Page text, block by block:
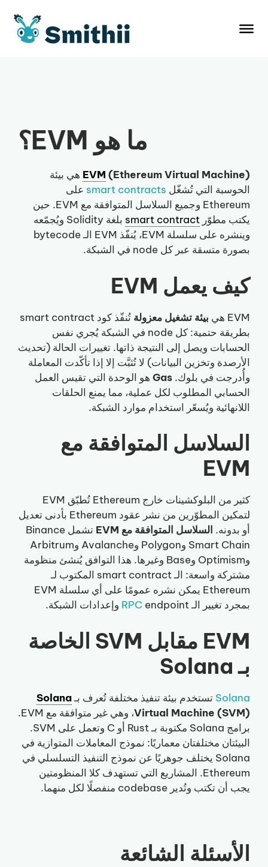
المحتوى
ما هو EVM؟
EVM (Ethereum Virtual Machine)
هي بيئة
الحوسبة التي تُشغّل smart contracts على
Ethereum وجميع السلاسل المتوافقة مع EVM. حين
يكتب مطوّر smart contract
بلغة Solidity ويُجمّعه
وينشره على سلسلة EVM، يُنفّذ EVM الـ bytecode
بصورة متسقة عبر كل node في الشبكة.
كيف يعمل EVM
EVM هي بيئة تشغيل معزولة
تُنفّذ كود smart contract
بطريقة حتمية: كل node في الشبكة يُجري نفس
الحسابات ويصل إلى النتيجة ذاتها. تغييرات الحالة (تحديث
الأرصدة وتخزين البيانات) لا تُثبَّت إلا إذا تأكّدت المعاملة
وأُدرجت في بلوك. Gas هو الوحدة التي تقيس العمل
الحسابي المطلوب لكل عملية، مما يمنع الحلقات
اللانهائية ويُسعّر استخدام موارد الشبكة.
السلاسل المتوافقة مع
EVM
كثير من البلوكشينات خارج Ethereum تُطبّق EVM
لتمكين المطوّرين من نشر عقود Ethereum بأدنى تعديل
أو بدونه. السلاسل المتوافقة مع EVM
تشمل Binance
Smart Chain وPolygon وAvalanche وArbitrum
وOptimism وBase وغيرها. هذا التوافق يُنشئ منظومة
مشتركة واسعة: الـ smart contract المكتوب لـ
Ethereum يمكن نشره عمومًا على أي سلسلة EVM
بمجرد تغيير الـ
RPC endpoint وإعدادات الشبكة.
EVM مقابل SVM الخاصة
بـ Solana
Solana تستخدم بيئة تنفيذ مختلفة تُعرف بـSolana
Virtual Machine (SVM)
، وهي غير متوافقة مع EVM.
برامج Solana مكتوبة بـ Rust أو C وتعمل على SVM.
البيئتان مختلفتان معماريًا: نموذج المعاملات المتوازية في
Solana يختلف جوهريًا عن نموذج التنفيذ التسلسلي في
Ethereum. المشاريع التي تستهدف كلا المنظومتين
يجب أن تكتب وتُدير codebase منفصلًا لكل منهما.
الأسئلة الشائعة